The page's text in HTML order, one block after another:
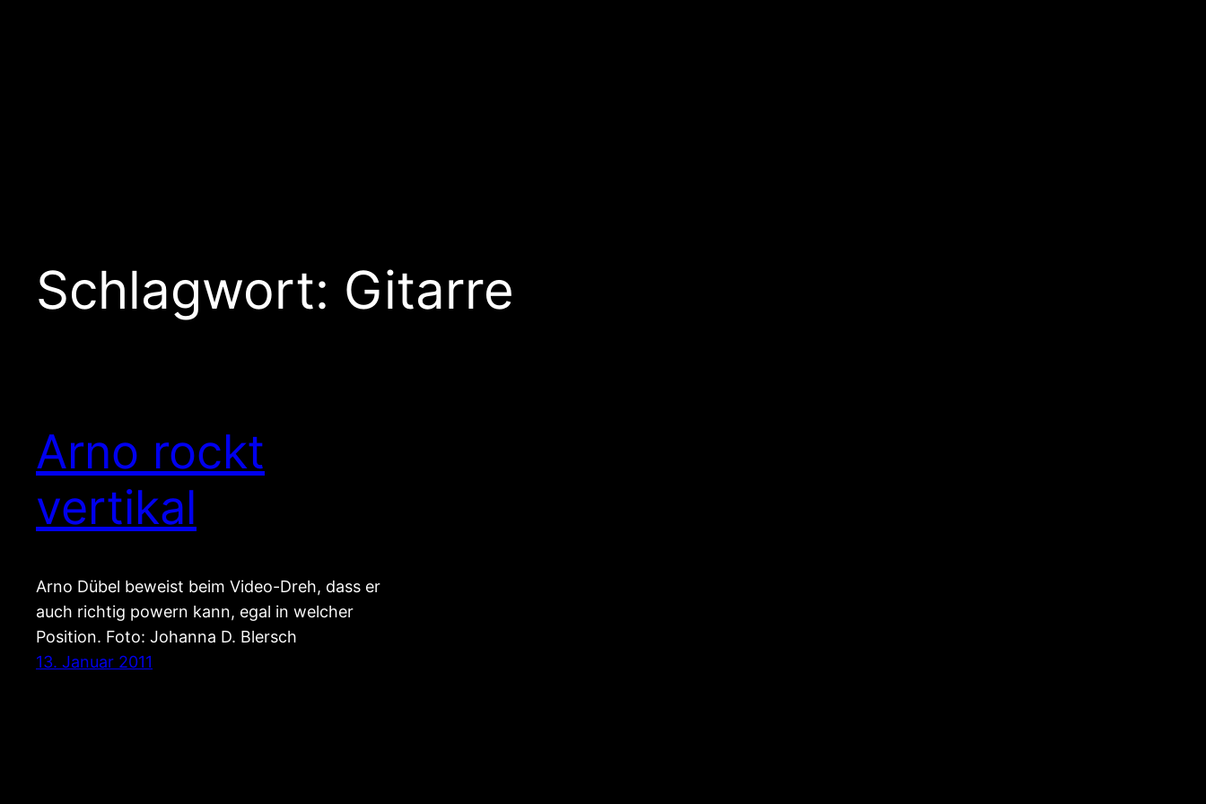
Schlagwort: Gitarre
Arno rockt
vertikal
Arno Dübel beweist beim Video-Dreh, dass er
auch richtig powern kann, egal in welcher
Position. Foto: Johanna D. Blersch
13. Januar 2011